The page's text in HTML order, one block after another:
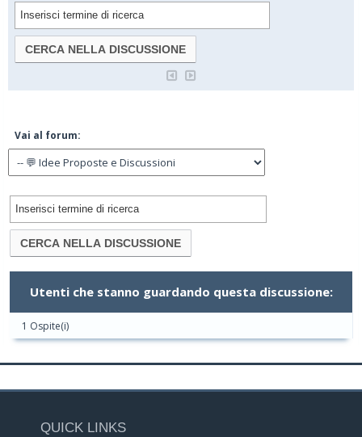
Vai al forum:
Utenti che stanno guardando questa discussione:
1 Ospite(i)
QUICK LINKS